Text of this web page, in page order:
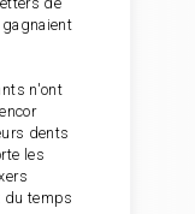
gagnaient
n'ont
dents
les
du temps